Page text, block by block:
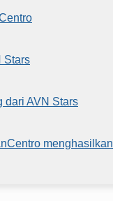
Stars
dari AVN Stars
menghasilkan